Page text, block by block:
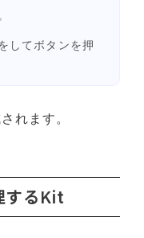
してボタンを押
れます。
するKit